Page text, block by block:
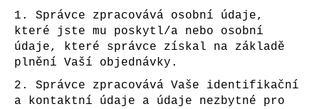
1. Správce zpracovává osobní údaje,
které jste mu poskytl/a nebo osobní
údaje, které správce získal na základě
plnění Vaší objednávky.
2. Správce zpracovává Vaše identifikační
a kontaktní údaje a údaje nezbytné pro
m
e